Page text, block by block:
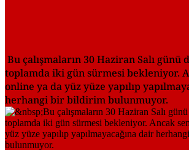
Bu çalışmaların 30 Haziran Salı günü
toplamda iki gün sürmesi bekleniyor.
online ya da yüz yüze yapılıp
herhangi bir bildirim bulunmuyor.